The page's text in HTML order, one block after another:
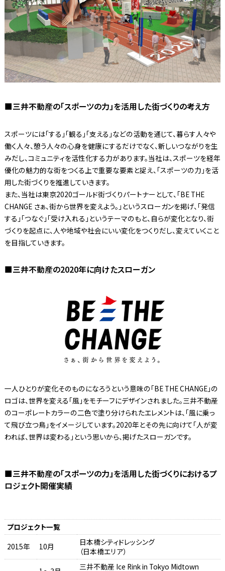
■三井不動産の「スポーツの力」を活用した街づくりの考え方
スポーツには「する」「観る」「支える」などの活動を通じて、暮らす人々や
働く人々、憩う人々の心身を健康にするだけでなく、新しいつながりを生
みだし、コミュニティを活性化する力があります。当社は、スポーツを経年
優化の魅力的な街をつくる上で重要な要素と捉え、「スポーツの力」を活
用した街づくりを推進していきます。
また、当社は東京2020ゴールド街づくりパートナーとして、「BE THE
CHANGE さぁ、街から世界を変えよう。」というスローガンを掲げ、「発信
する」「つなぐ」「受け入れる」というテーマのもと、自らが変化となり、街
づくりを起点に、人や地域や社会にいい変化をつくりだし、変えていくこと
を目指していきます。
■三井不動産の2020年に向けたスローガン
一人ひとりが変化そのものになろうという意味の「BE THE CHANGE」の
ロゴは、世界を変える「風」をモチーフにデザインされました。三井不動産
のコーポレートカラーの二色で塗り分けられたエレメントは、「風に乗っ
て飛び立つ鳥」をイメージしています。2020年とその先に向けて「人が変
われば、世界は変わる」という思いから、掲げたスローガンです。
■三井不動産の「スポーツの力」を活用した街づくりにおけるプ
ロジェクト開催実績
プロジェクト一覧
2015年
10月
日本橋シティドレッシング
（日本橋エリア）
三井不動産 Ice Rink in Tokyo Midtown